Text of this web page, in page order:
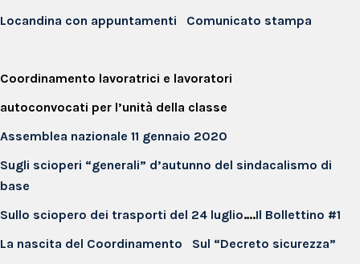
Locandina con appuntamenti
Comunicato stampa
Coordinamento lavoratrici e lavoratori
autoconvocati per l’unità della classe
Assemblea nazionale 11 gennaio 2020
Sugli scioperi “generali” d’autunno del sindacalismo di
base
Sullo sciopero dei trasporti del 24 luglio….Il Bollettino #1
La nascita del Coordinamento
Sul “Decreto sicurezza”